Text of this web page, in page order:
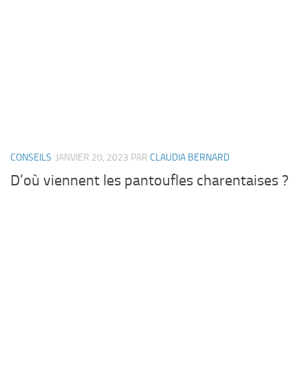
CONSEILS JANVIER 20, 2023 PAR CLAUDIA BERNARD
D’où viennent les pantoufles charentaises ?